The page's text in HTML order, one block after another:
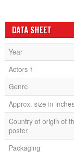
DATA SHEET
Year
Actors 1
Genre
Approx. size in
Country of origin of
poster
Packaging